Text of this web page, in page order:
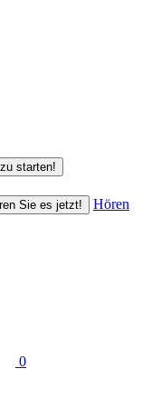
starten!
Sie es jetzt!
Hören
0